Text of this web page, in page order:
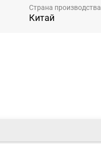
Страна производства
Китай